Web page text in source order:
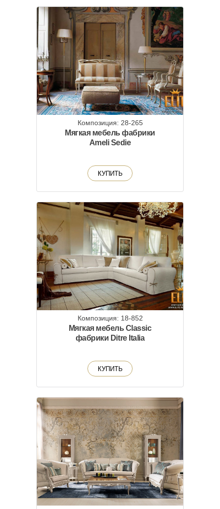
Композиция: 28-265
Мягкая мебель фабрики
Ameli Sedie
КУПИТЬ
Композиция: 18-852
Мягкая мебель Classic
фабрики Ditre Italia
КУПИТЬ